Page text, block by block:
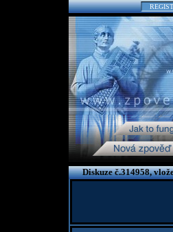
Diskuze č.314958,